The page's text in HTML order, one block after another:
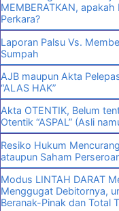
MEMBERATKAN,
Perkara?
Laporan Palsu Vs.
Sumpah
AJB maupun Akta
“ALAS HAK”
Akta OTENTIK, Belum
Otentik “ASPAL” (Asli
Resiko Hukum
ataupun Saham
Modus LINTAH DARAT
Menggugat Debitornya,
Beranak-Pinak dan Total